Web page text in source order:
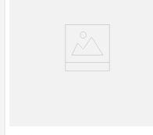
Producto (kg)